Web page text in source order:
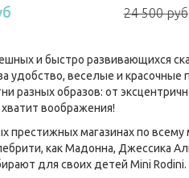
24 500 руб
и быстро развивающихся
удобство, веселые и красочные
разных образов: от
воображения!
престижных магазинах по
как Мадонна, Джессика
для своих детей Mini Rodini.